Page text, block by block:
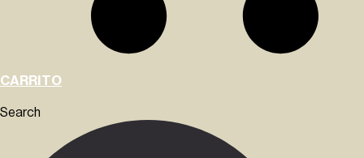
CARRITO
Search